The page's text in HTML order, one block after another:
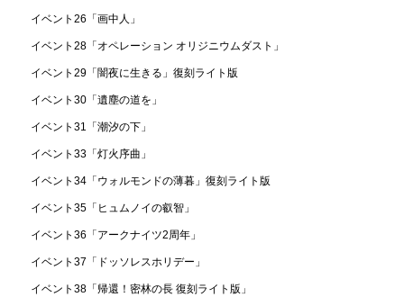
イベント26「画中人」
イベント28「オペレーション オリジニウムダスト」
イベント29「闇夜に生きる」復刻ライト版
イベント30「遺塵の道を」
イベント31「潮汐の下」
イベント33「灯火序曲」
イベント34「ウォルモンドの薄暮」復刻ライト版
イベント35「ヒュムノイの叡智」
イベント36「アークナイツ2周年」
イベント37「ドッソレスホリデー」
イベント38「帰還！密林の長 復刻ライト版」